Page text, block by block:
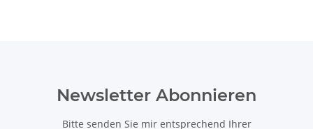
Newsletter Abonnieren
Bitte senden Sie mir entsprechend Ihrer